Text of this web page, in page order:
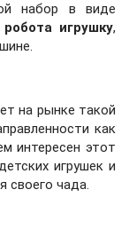
набор в виде
робота игрушку,
на рынке такой
как
интересен этот
игрушек и
своего чада.